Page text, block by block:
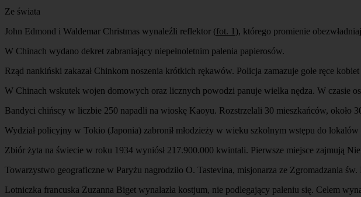
Ze świata
John Edmond i Waldemar Christmas wynaleźli reflektor (fot. 1 ), którego promienie
W Chinach wydano dekret zabraniający niepełnoletnim palenia papierosów.
Rząd nankiński zakazał Chinkom noszenia krótkich rękawów. Policja zamazuje gołe ręce
W Chinach wskutek wojen domowych oraz licznych powodzi panuje wielka nędza. W czasie
Bandyci chińscy w liczbie 250 napadli na wioskę Kaoyu. Rozstrzelali 30 mieszkańców, około
Wydział policyjny w Tokio (Japonia) zabronił młodzieży w wieku szkolnym wstępu do
Zbiór żyta na świecie w roku 1934 wyniósł 217.900.000 kwintali. Pierwsze miejsce zajmują
Towarzystwo geograficzne w Paryżu nagrodziło O. Tastevina, misjonarza ze Zgromadzania
Lotniczka francuska Zuzanna Biget wynalazła kostjum, nie podlegający paleniu się. Celem